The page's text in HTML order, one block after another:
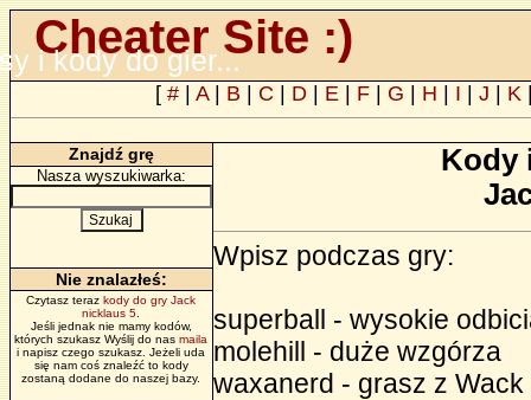
Cheater Site :)
i kody do gier...
[ # A| B C D E F G H I J K
Znajdź grę
Nasza wyszukiwarka:
Nie znalazłeś:
Czytasz terazkody do gry Jack
nicklaus 5
Jeśli jednak nie mamy kodów,
których szukasz Wyślij do nasmaila
i napisz czego szukasz. Jeżeli uda
się nam coś znaleźć to kody
zostaną dodane do naszej bazy.
Kody
Wpisz podczas gry:
superball - wysokie
molehill - duże wzgórza
waxanerd - grasz z Wack